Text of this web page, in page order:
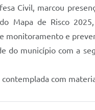
Civil, marcou
Mapa de Risco
monitoramento e
do município com a
com